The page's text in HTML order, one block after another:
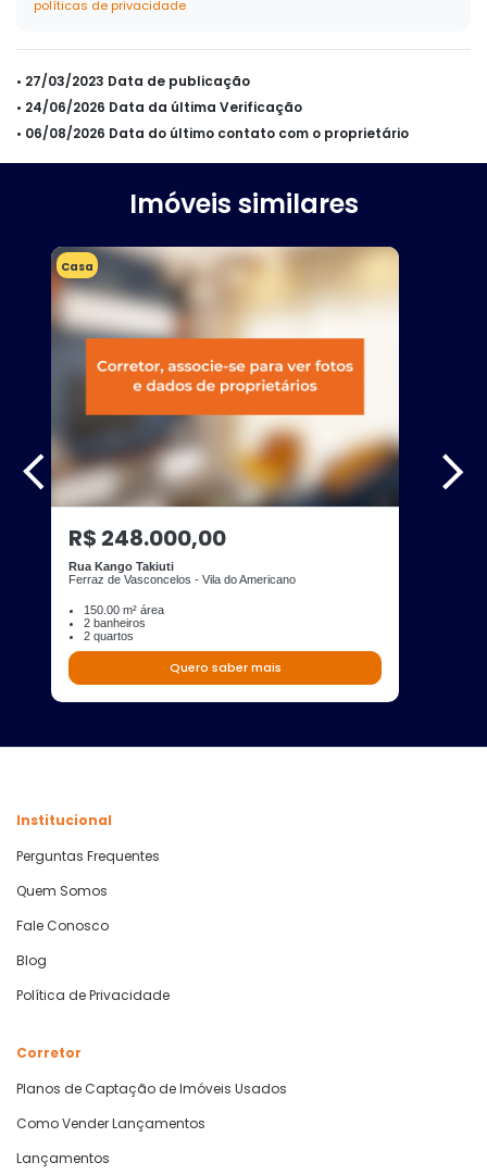
políticas de privacidade
• 27/03/2023 Data de publicação
• 24/06/2026 Data da última Verificação
• 06/08/2026 Data do último contato com o proprietário
Imóveis similares
Casa
R$ 248.000,00
Rua Kango Takiuti
Ferraz de Vasconcelos - Vila do Americano
150.00 m² área
2 banheiros
2 quartos
Quero saber mais
Institucional
Perguntas Frequentes
Quem Somos
Fale Conosco
Blog
Política de Privacidade
Corretor
Planos de Captação de Imóveis Usados
Como Vender Lançamentos
Lançamentos